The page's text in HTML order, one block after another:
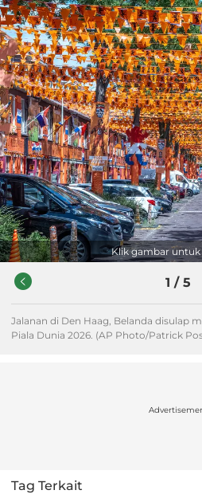
Klik gambar untuk
1 / 5
Jalanan di Den Haag, Belanda disulap
Piala Dunia 2026. (AP Photo/Patrick
Tag Terkait